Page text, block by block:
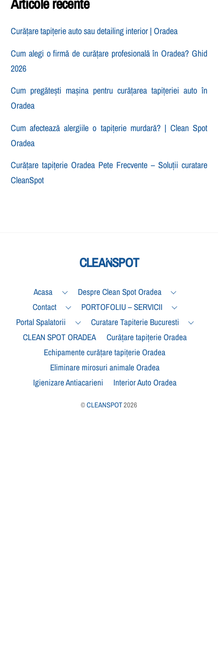
Articole recente
Curățare tapițerie auto sau detailing interior | Oradea
Cum alegi o firmă de curățare profesională în Oradea? Ghid
2026
Cum pregătești mașina pentru curățarea tapițeriei auto în
Oradea
Cum afectează alergiile o tapițerie murdară? | Clean Spot
Oradea
Curățare tapițerie Oradea Pete Frecvente – Soluții curatare
CleanSpot
Back
Top
CLEANSPOT
Acasa
Despre Clean Spot Oradea
Contact
PORTOFOLIU – SERVICII
Portal Spalatorii
Curatare Tapiterie Bucuresti
CLEAN SPOT ORADEA
Curățare tapițerie Oradea
Echipamente curățare tapițerie Oradea
Eliminare mirosuri animale Oradea
Igienizare Antiacarieni
Interior Auto Oradea